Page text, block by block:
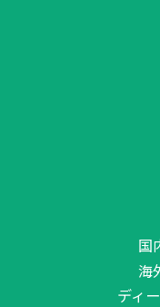
国
海
ディ